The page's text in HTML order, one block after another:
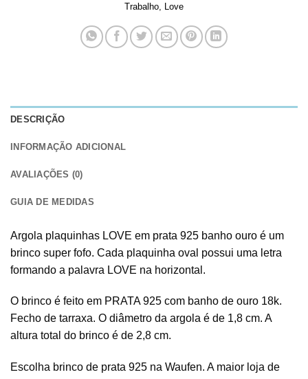
Trabalho Love
DESCRIÇÃO
INFORMAÇÃO ADICIONAL
AVALIAÇÕES (0)
GUIA DE MEDIDAS
Argola plaquinhas LOVE em prata 925 banho ouro é um
brinco super fofo. Cada plaquinha oval possui uma letra
formando a palavra LOVE na horizontal.
O brinco é feito em PRATA 925 com banho de ouro 18k.
Fecho de tarraxa. O diâmetro da argola é de 1,8 cm. A
altura total do brinco é de 2,8 cm.
Escolha brinco de prata 925 na Waufen. A maior loja de